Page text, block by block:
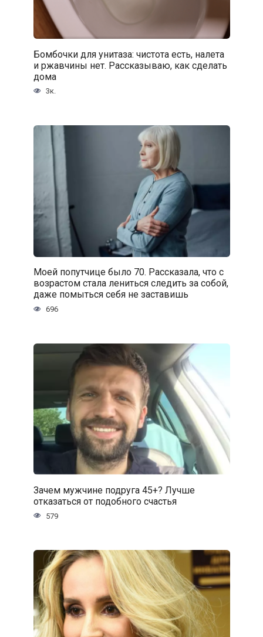
Бомбочки для унитаза: чистота есть, налета
и ржавчины нет. Рассказываю, как сделать
дома
3к.
Моей попутчице было 70. Рассказала, что с
возрастом стала лениться следить за собой,
даже помыться себя не заставишь
696
Зачем мужчине подруга 45+? Лучше
отказаться от подобного счастья
579